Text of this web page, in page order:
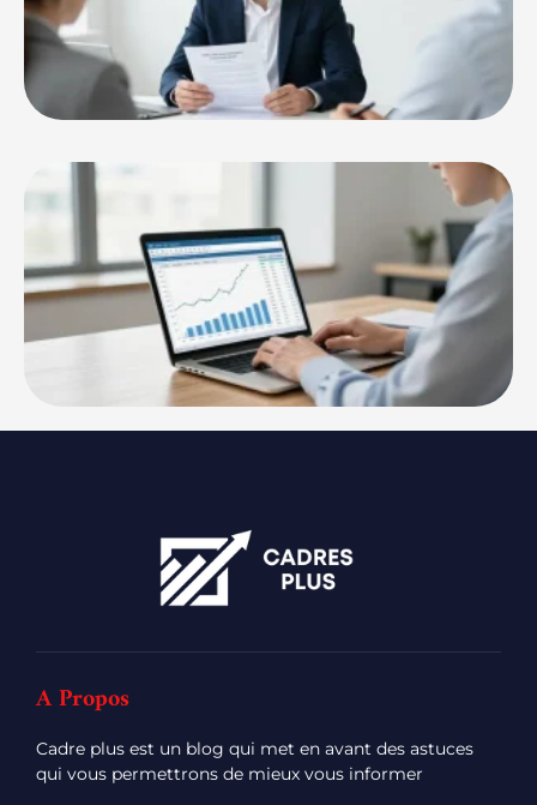
A Propos
Cadre plus est un blog qui met en avant des astuces
qui vous permettrons de mieux vous informer